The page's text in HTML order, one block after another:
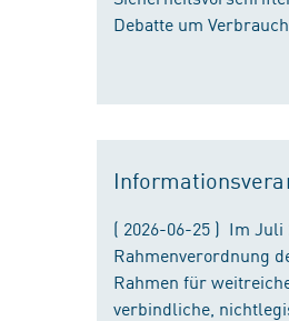
Debatte um
( 2026-06-25 ) Im
Rahmenverordnung
Rahmen für
verbindliche,